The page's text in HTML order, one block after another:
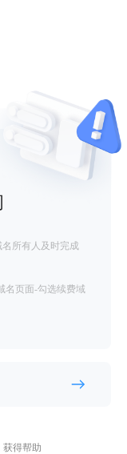
所有人及时完成
名页面-勾选续费域
获得帮助